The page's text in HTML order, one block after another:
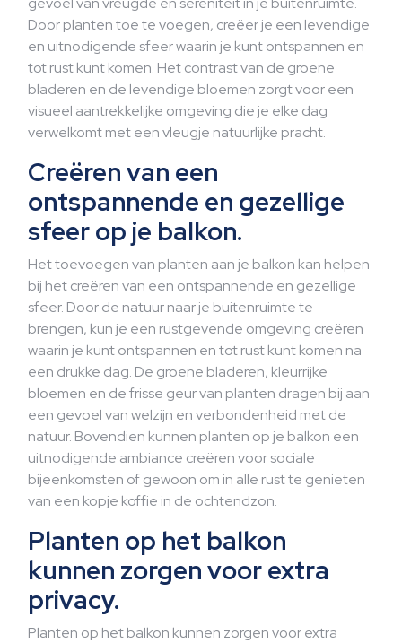
Door planten toe te voegen, creëer je een levendige
en uitnodigende sfeer waarin je kunt ontspannen en
tot rust kunt komen. Het contrast van de groene
bladeren en de levendige bloemen zorgt voor een
visueel aantrekkelijke omgeving die je elke dag
verwelkomt met een vleugje natuurlijke pracht.
Creëren van een
ontspannende en gezellige
sfeer op je balkon.
Het toevoegen van planten aan je balkon kan helpen
bij het creëren van een ontspannende en gezellige
sfeer. Door de natuur naar je buitenruimte te
brengen, kun je een rustgevende omgeving creëren
waarin je kunt ontspannen en tot rust kunt komen na
een drukke dag. De groene bladeren, kleurrijke
bloemen en de frisse geur van planten dragen bij aan
een gevoel van welzijn en verbondenheid met de
natuur. Bovendien kunnen planten op je balkon een
uitnodigende ambiance creëren voor sociale
bijeenkomsten of gewoon om in alle rust te genieten
van een kopje koffie in de ochtendzon.
Planten op het balkon
kunnen zorgen voor extra
privacy.
Planten op het balkon kunnen zorgen voor extra